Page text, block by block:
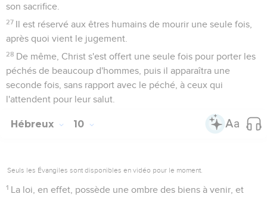
son sacrifice.
27 Il est réservé aux êtres humains de mourir une seule fois,
après quoi vient le jugement.
28 De même, Christ s'est offert une seule fois pour porter les
péchés de beaucoup d'hommes, puis il apparaîtra une
seconde fois, sans rapport avec le péché, à ceux qui
l'attendent pour leur salut.
Hébreux 10
Seuls les Évangiles sont disponibles en vidéo pour le moment.
1 La loi, en effet, possède une ombre des biens à venir, et